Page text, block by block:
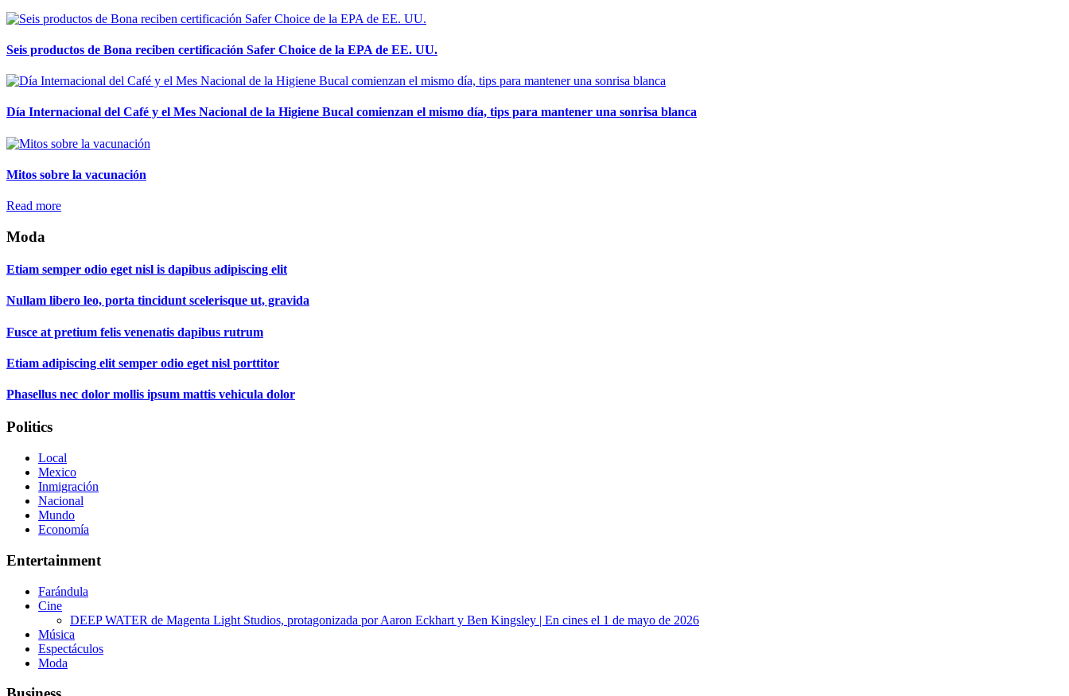
Seis productos de Bona reciben certificación Safer Choice de la EPA de EE. UU.
Día Internacional del Café y el Mes Nacional de la Higiene Bucal comienzan el mismo día, tips para mantener una sonrisa blanca
Mitos sobre la vacunación
Read more
Moda
Etiam semper odio eget nisl is dapibus adipiscing elit
Nullam libero leo, porta tincidunt scelerisque ut, gravida
Fusce at pretium felis venenatis dapibus rutrum
Etiam adipiscing elit semper odio eget nisl porttitor
Phasellus nec dolor mollis ipsum mattis vehicula dolor
Politics
Local
Mexico
Inmigración
Nacional
Mundo
Economía
Entertainment
Farándula
Cine
DEEP WATER de Magenta Light Studios, protagonizada por Aaron Eckhart y Ben Kingsley | En cines el 1 de mayo de 2026
Música
Espectáculos
Moda